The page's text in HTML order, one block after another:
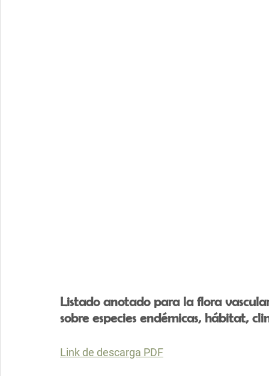
Listado anotado para la flora
sobre especies endémicas, hábitat,
Link de descarga PDF